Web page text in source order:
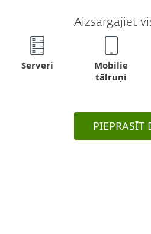
Aizsargājiet
Serveri
Mobilie
tālruņi
PIEPRASĪT